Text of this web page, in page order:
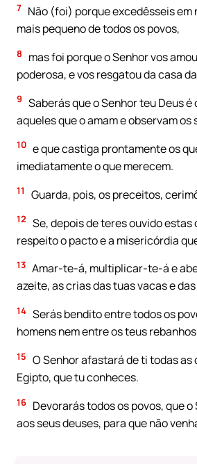
7 Não (foi) porque excedêsseis em
mais pequeno de todos os povos,
8
mas foi porque o Senhor vos
poderosa, e vos resgatou da casa
9 Saberás que o Senhor teu Deus
aqueles que o amam e observam
10 e que castiga prontamente os
imediatamente o que merecem.
11 Guarda, pois, os preceitos,
12 Se, depois de teres ouvido
respeito o pacto e a misericórdia
13 Amar-te-á, multiplicar-te-á e
azeite, as crias das tuas vacas e
14 Serás bendito entre todos os
homens nem entre os teus
15 O Senhor afastará de ti todas
Egipto, que tu conheces.
16 Devorarás todos os povos, que
aos seus deuses, para que não